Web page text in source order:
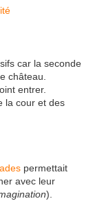
car la seconde
château.
entrer.
la cour et des
permettait
avec leur
).